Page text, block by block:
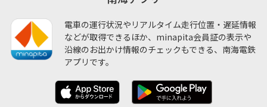
電車の運行状況やリアルタイム走行位置・遅延情報
などが取得できるほか、minapita会員証の表示や
沿線のお出かけ情報のチェックもできる、南海電鉄
アプリです。